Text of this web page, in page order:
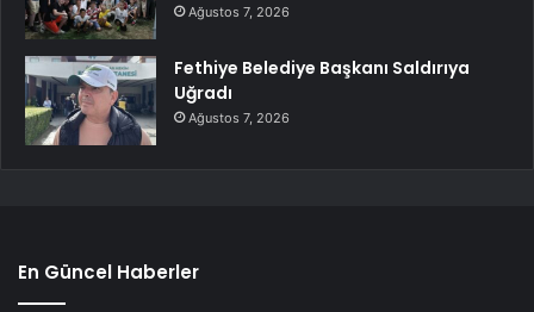
Ağustos 7, 2026
Fethiye Belediye Başkanı Saldırıya
Uğradı
Ağustos 7, 2026
En Güncel Haberler